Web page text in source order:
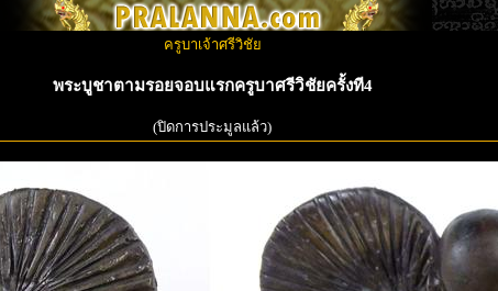
ครูบาเจ้าศรีวิชัย
พระบูชาตามรอยจอบแรกครูบาศรีวิชัยครั้งที4
(ปิดการประมูลแล้ว)